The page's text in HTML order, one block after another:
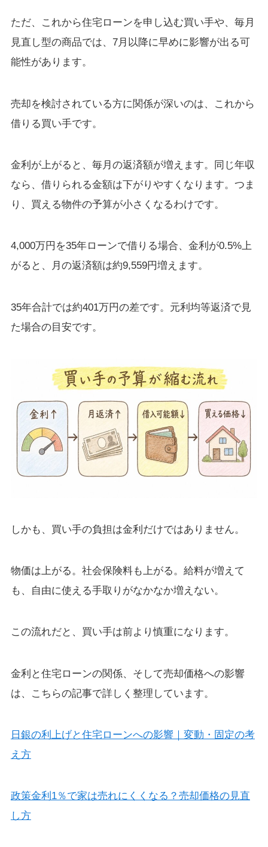
ただ、これから住宅ローンを申し込む買い手や、毎月
見直し型の商品では、7月以降に早めに影響が出る可
能性があります。
売却を検討されている方に関係が深いのは、これから
借りる買い手です。
金利が上がると、毎月の返済額が増えます。同じ年収
なら、借りられる金額は下がりやすくなります。つま
り、買える物件の予算が小さくなるわけです。
4,000万円を35年ローンで借りる場合、金利が0.5%上
がると、月の返済額は約9,559円増えます。
35年合計では約401万円の差です。元利均等返済で見
た場合の目安です。
しかも、買い手の負担は金利だけではありません。
物価は上がる。社会保険料も上がる。給料が増えて
も、自由に使える手取りがなかなか増えない。
この流れだと、買い手は前より慎重になります。
金利と住宅ローンの関係、そして売却価格への影響
は、こちらの記事で詳しく整理しています。
日銀の利上げと住宅ローンへの影響｜変動・固定の考
え方
政策金利1％で家は売れにくくなる？売却価格の見直
し方